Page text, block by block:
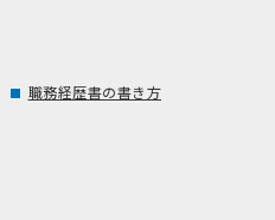
職務経歴書の書き方